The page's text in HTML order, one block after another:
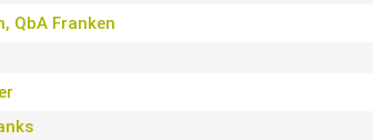
QbA Franken